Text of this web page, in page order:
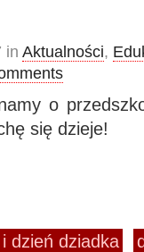
in Aktualności,
o
się dzieje!
dzień dziadka